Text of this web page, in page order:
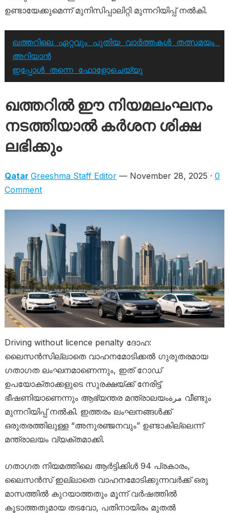
ഉണ്ടായേക്കുമെന്ന് മുനിസിപ്പാലിറ്റി മുന്നറിയിപ്പ് നൽകി.
ഖത്തറിലെ ഏറ്റവും പുതിയ വാർത്തകൾ തത്സമയം
അറിയാൻ
ഇപ്പോൾ തന്നെ ഫോളോചെയ്യു
ഖത്തറിൽ ഈ നിയമലംഘനം
നടത്തിയാൽ കർശന ശിക്ഷ
ലഭിക്കും
Qatar Greeshma Staff Editor— November 28, 2025 · 0
Comment
Driving without licence penalty ദോഹ:
ലൈസൻസില്ലാതെ വാഹനമോടിക്കൽ ഗുരുതരമായ
ഗതാഗത ലംഘനമാണെന്നും, ഇത് റോഡ്
ഉപയോക്താക്കളുടെ സുരക്ഷയ്ക്ക് നേരിട്ട്
ഭീഷണിയാണെന്നും ആഭ്യന്തര മന്ത്രാലയംمرة വീണ്ടും
മുന്നറിയിപ്പ് നൽകി. ഇത്തരം ലംഘനങ്ങൾക്ക്
ഒരുതരത്തിലുള്ള “അനുരഞ്ജനവും” ഉണ്ടാകില്ലെന്ന്
മന്ത്രാലയം വ്യക്തമാക്കി.
ഗതാഗത നിയമത്തിലെ ആർട്ടിക്കിൾ 94 പ്രകാരം,
ലൈസൻസ് ഇല്ലാതെ വാഹനമോടിക്കുന്നവർക്ക് ഒരു
മാസത്തിൽ കുറയാത്തതും മൂന്ന് വർഷത്തിൽ
കൂടാത്തതുമായ തടവോ, പതിനായിരം മുതൽ